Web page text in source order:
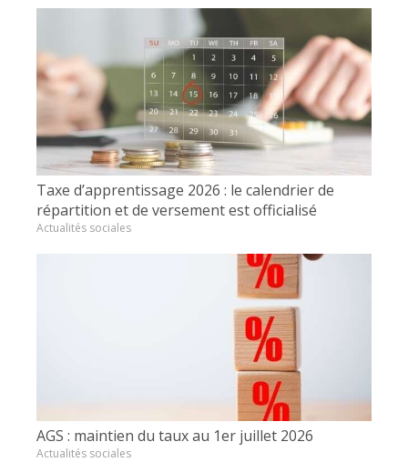
Taxe d’apprentissage 2026 : le calendrier de
répartition et de versement est officialisé
Actualités sociales
AGS : maintien du taux au 1er juillet 2026
Actualités sociales